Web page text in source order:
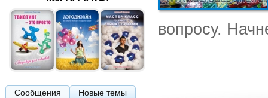
Сообщения Новые темы
вопросу.